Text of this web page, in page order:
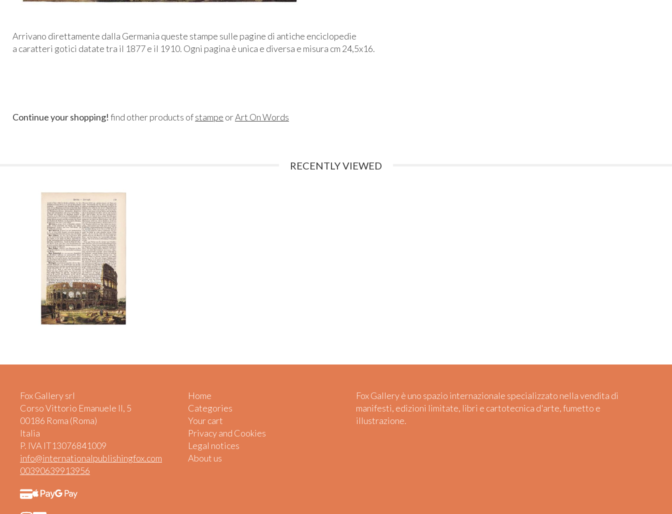
Arrivano direttamente dalla Germania queste stampe sulle pagine di antiche enciclopedie
a caratteri gotici datate tra il 1877 e il 1910. Ogni pagina è unica e diversa e misura cm 24,5x16.
Continue your shopping! find other products ofstampe orArt On Words
RECENTLY VIEWED
Fox Gallery srl
Corso Vittorio Emanuele II, 5
00186 Roma (Roma)
Italia
P. IVA IT13076841009
info@internationalpublishingfox.com
00390639913956
Home
Categories
Your cart
Privacy and Cookies
Legal notices
About us
Fox Gallery è uno spazio internazionale specializzato nella vendita di
manifesti, edizioni limitate, libri e cartotecnica d'arte, fumetto e
illustrazione.